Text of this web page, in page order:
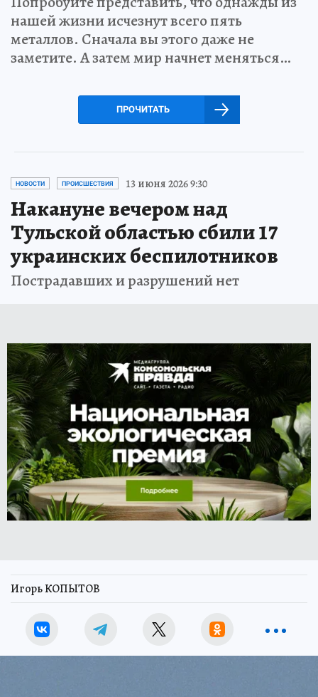
нашей жизни исчезнут всего пять
металлов. Сначала вы этого даже не
заметите. А затем мир начнет меняться…
ПРОЧИТАТЬ
НОВОСТИ ПРОИСШЕСТВИЯ 13 июня 2026 9:30
Накануне вечером над
Тульской областью сбили 17
украинских беспилотников
Пострадавших и разрушений нет
Игорь КОПЫТОВ